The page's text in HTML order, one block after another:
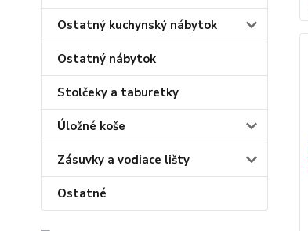
Ostatný kuchynský nábytok
Ostatný nábytok
Stolčeky a taburetky
Úložné koše
Zásuvky a vodiace lišty
Ostatné